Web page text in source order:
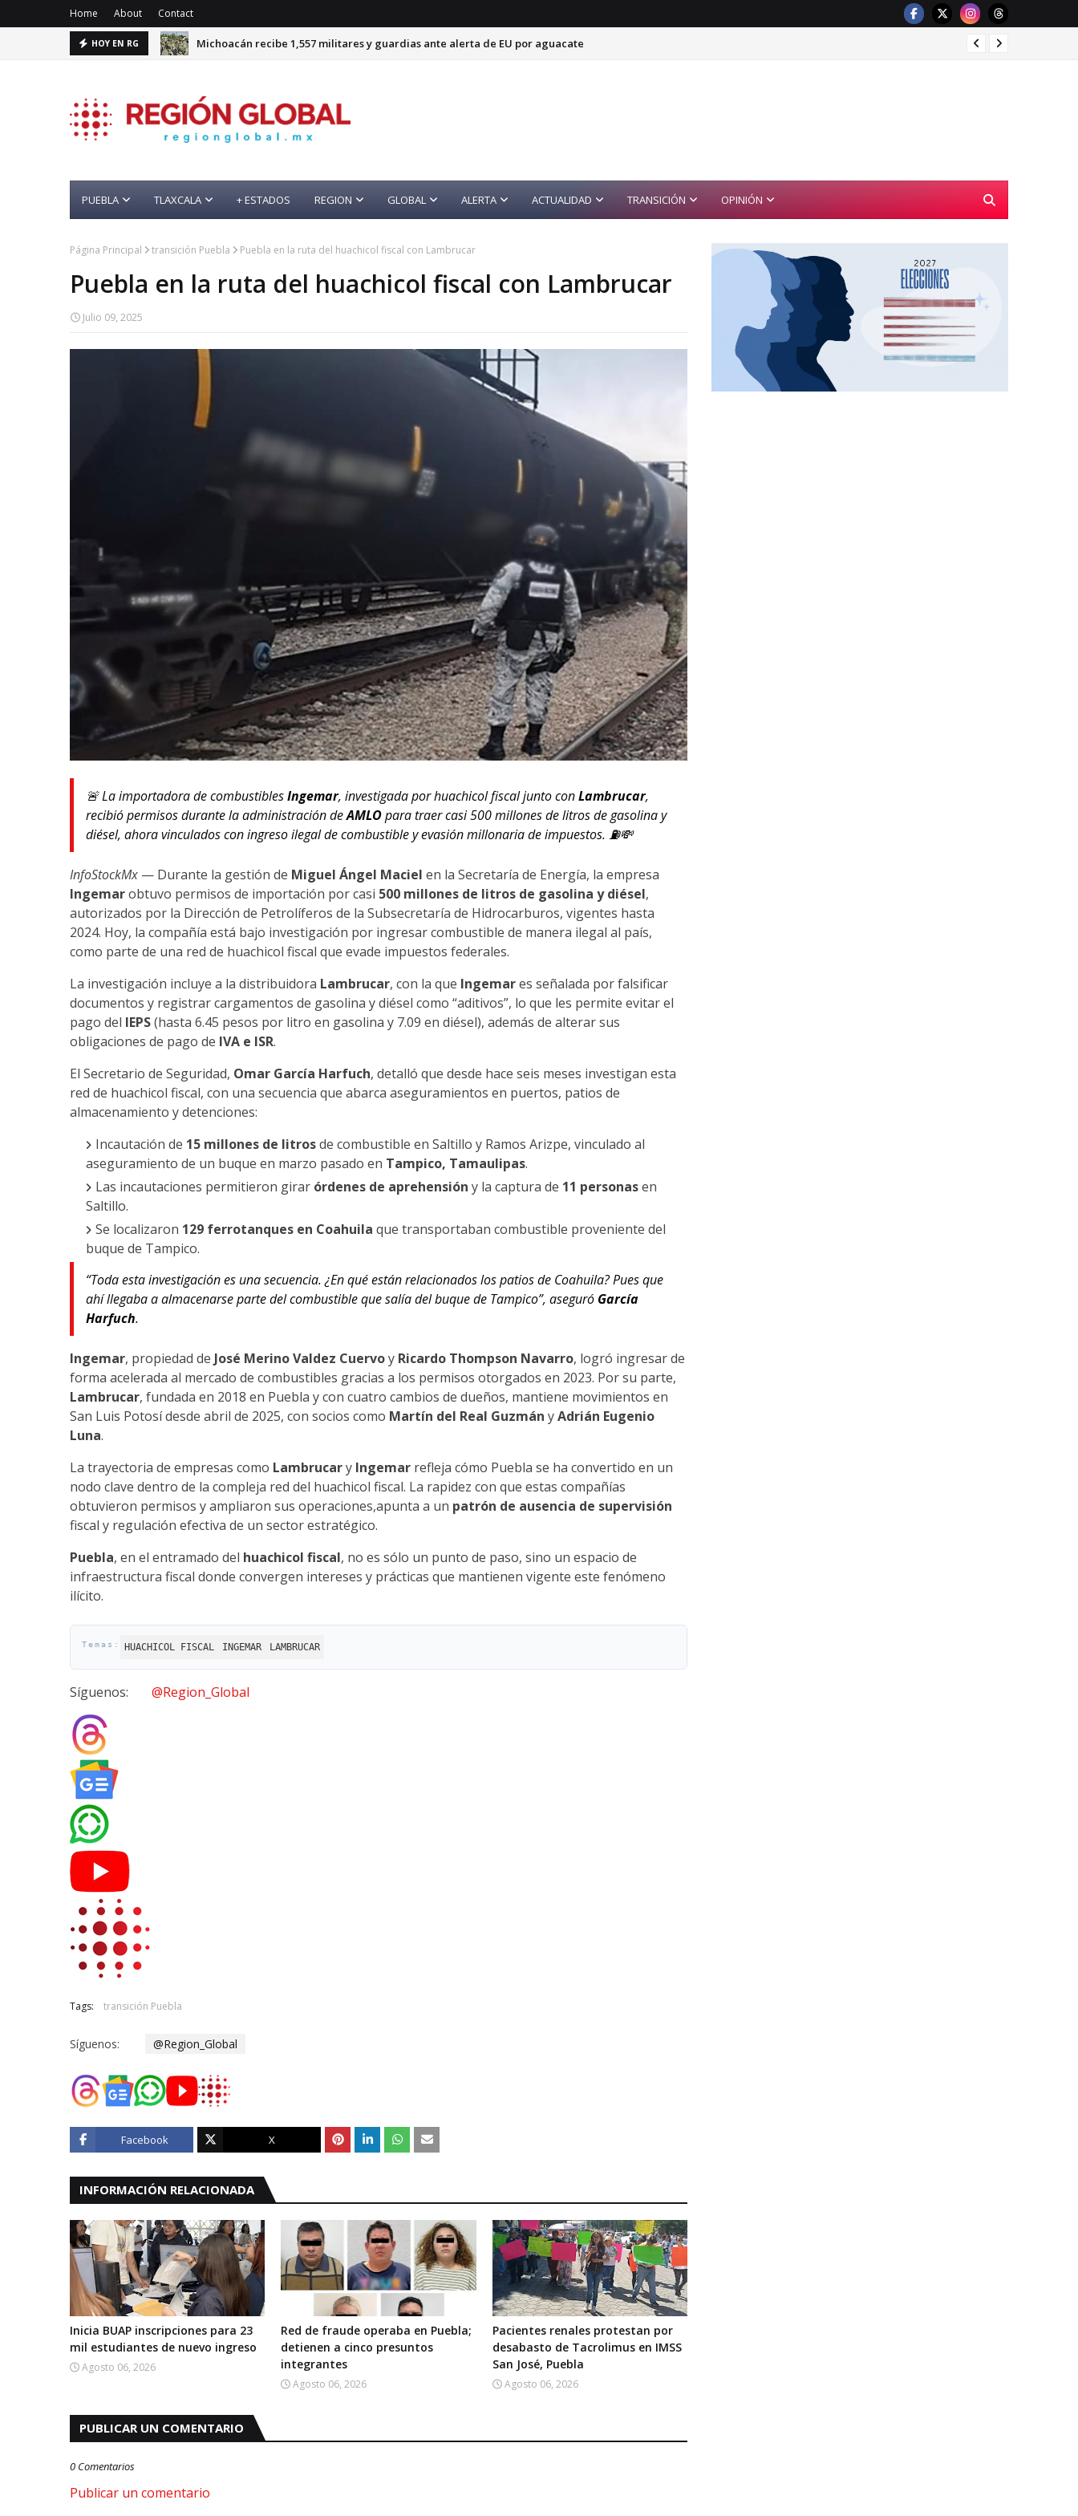
Home About Contact
HOY EN RG
Michoacán recibe 1,557 militares y guardias ante alerta de EU por aguacate
Red de fraude operaba en Puebla; detienen a cinco presuntos integrantes
PUEBLA TLAXCALA + ESTADOS REGION GLOBAL ALERTA ACTUALIDAD TRANSICIÓN OPINIÓN
Página Principal transición Puebla Puebla en la ruta del huachicol fiscal con Lambrucar
Puebla en la ruta del huachicol fiscal con Lambrucar
Julio 09, 2025
🚨 La importadora de combustiblesIngemar, investigada por huachicol fiscal junto conLambrucar,
recibió permisos durante la administración deAMLOpara traer casi 500 millones de litros de gasolina y
diésel, ahora vinculados con ingreso ilegal de combustible y evasión millonaria de impuestos. ⛽💸
InfoStockMx — Durante la gestión de Miguel Ángel Maciel en la Secretaría de Energía, la empresa
Ingemarobtuvo permisos de importación por casi 500 millones de litros de gasolina y diésel,
autorizados por la Dirección de Petrolíferos de la Subsecretaría de Hidrocarburos, vigentes hasta
2024. Hoy, la compañía está bajo investigación por ingresar combustible de manera ilegal al país,
como parte de una red de huachicol fiscal que evade impuestos federales.
La investigación incluye a la distribuidora Lambrucar, con la que Ingemares señalada por falsificar
documentos y registrar cargamentos de gasolina y diésel como “aditivos”, lo que les permite evitar el
pago del IEPS(hasta 6.45 pesos por litro en gasolina y 7.09 en diésel), además de alterar sus
obligaciones de pago de IVA e ISR.
El Secretario de Seguridad, Omar García Harfuch, detalló que desde hace seis meses investigan esta
red de huachicol fiscal, con una secuencia que abarca aseguramientos en puertos, patios de
almacenamiento y detenciones:
Incautación de 15 millones de litrosde combustible en Saltillo y Ramos Arizpe, vinculado al
aseguramiento de un buque en marzo pasado en Tampico, Tamaulipas.
Las incautaciones permitieron girar órdenes de aprehensión y la captura de 11 personasen
Saltillo.
Se localizaron 129 ferrotanques en Coahuila que transportaban combustible proveniente del
buque de Tampico.
“Toda esta investigación es una secuencia. ¿En qué están relacionados los patios de Coahuila? Pues que
ahí llegaba a almacenarse parte del combustible que salía del buque de Tampico”, aseguró García
Harfuch.
Ingemar, propiedad de José Merino Valdez Cuervoy Ricardo Thompson Navarro, logró ingresar de
forma acelerada al mercado de combustibles gracias a los permisos otorgados en 2023. Por su parte,
Lambrucar, fundada en 2018 en Puebla y con cuatro cambios de dueños, mantiene movimientos en
San Luis Potosí desde abril de 2025, con socios como Martín del Real Guzmán yAdrián Eugenio
Luna.
La trayectoria de empresas como Lambrucary Ingemar refleja cómo Puebla se ha convertido en un
nodo clave dentro de la compleja red del huachicol fiscal. La rapidez con que estas compañías
obtuvieron permisos y ampliaron sus operaciones,apunta a un patrón de ausencia de supervisión
fiscal y regulación efectiva de un sector estratégico.
Puebla, en el entramado del huachicol fiscal, no es sólo un punto de paso, sino un espacio de
infraestructura fiscal donde convergen intereses y prácticas que mantienen vigente este fenómeno
ilícito.
HUACHICOL FISCAL INGEMAR LAMBRUCAR
Síguenos: @Region_Global
Tags: transición Puebla
Síguenos: @Region_Global
Facebook X
INFORMACIÓN RELACIONADA
Inicia BUAP inscripciones para 23
mil estudiantes de nuevo ingreso
Agosto 06, 2026
Red de fraude operaba en Puebla;
detienen a cinco presuntos
integrantes
Agosto 06, 2026
Pacientes renales protestan por
desabasto de Tacrolimus en IMSS
San José, Puebla
Agosto 06, 2026
PUBLICAR UN COMENTARIO
0 Comentarios
Publicar un comentario